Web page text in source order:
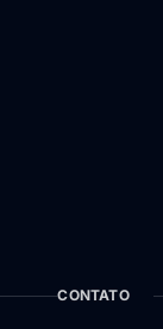
CONTATO